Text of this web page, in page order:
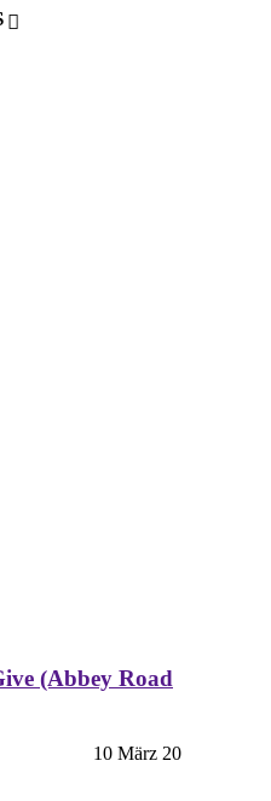
(Abbey Road
10 März 20